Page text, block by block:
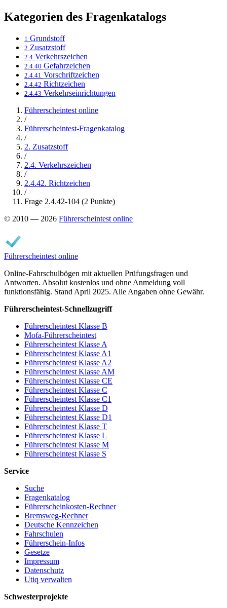
Kategorien des Fragenkatalogs
1 Grundstoff
2 Zusatzstoff
2.4 Verkehrszeichen
2.4.40 Gefahrzeichen
2.4.41 Vorschriftzeichen
2.4.42 Richtzeichen
2.4.43 Verkehrseinrichtungen
Führerscheintest online
/
Führerscheintest-Fragenkatalog
/
2. Zusatzstoff
/
2.4. Verkehrszeichen
/
2.4.42. Richtzeichen
/
Frage 2.4.42-104 (2 Punkte)
© 2010 — 2026 Führerscheintest online
Führerscheintest online
Online-Fahrschulbögen mit aktuellen Prüfungsfragen und
Antworten. Absolut kostenlos und ohne Anmeldung voll
funktionsfähig. Stand April 2025. Alle Angaben ohne Gewähr.
Führerscheintest-Schnellzugriff
Führerscheintest Klasse B
Mofa-Führerscheintest
Führerscheintest Klasse A
Führerscheintest Klasse A1
Führerscheintest Klasse A2
Führerscheintest Klasse AM
Führerscheintest Klasse CE
Führerscheintest Klasse C
Führerscheintest Klasse C1
Führerscheintest Klasse D
Führerscheintest Klasse D1
Führerscheintest Klasse T
Führerscheintest Klasse L
Führerscheintest Klasse M
Führerscheintest Klasse S
Service
Suche
Fragenkatalog
Führerscheinkosten-Rechner
Bremsweg-Rechner
Deutsche Kennzeichen
Fahrschulen
Führerschein-Infos
Gesetze
Impressum
Datenschutz
Utiq verwalten
Schwesterprojekte